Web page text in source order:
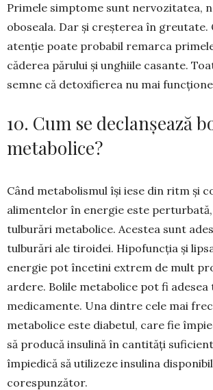
Primele simptome sunt nervozitatea,
oboseala. Dar și creșterea în gre­uta­te.
atenție poate pro­babil remarca
că­derea părului și unghiile casante.
semne că deto­xifierea nu mai
10. Cum se declanșează
metabolice?
Când metabolismul își iese din ritm și
alimentelor în energie este
tulburări me­tabolice. Acestea sunt
tulburări ale tiroidei. Hipofuncția și
energie pot încetini extrem de mult
ardere. Bolile metabolice pot fi
medicamente. Una dintre cele mai
metabolice este diabetul, care fie
să pro­ducă insulină în cantități
împiedică să utilizeze insulina
corespunzător.